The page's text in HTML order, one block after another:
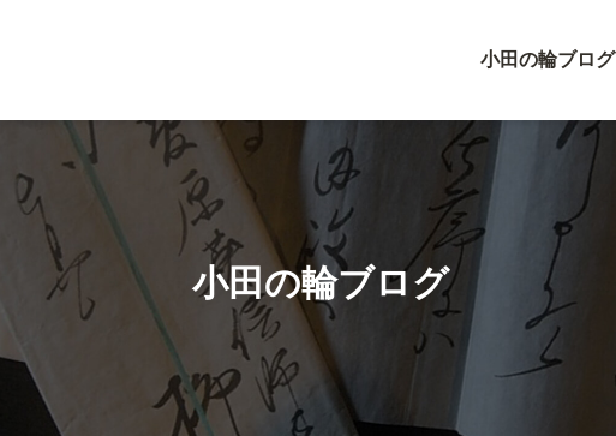
小田の輪ブログ
小田の輪ブログ